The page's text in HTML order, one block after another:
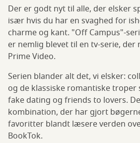
Der er godt nyt til alle, der elsker
især hvis du har en svaghed for
charme og kant. "Off Campus"-
er nemlig blevet til en tv-serie, der
Prime Video.
Serien blander alt det, vi elsker:
og de klassiske romantiske troper
fake dating og friends to lovers.
kombination, der har gjort
favoritter blandt læsere verden
BookTok.